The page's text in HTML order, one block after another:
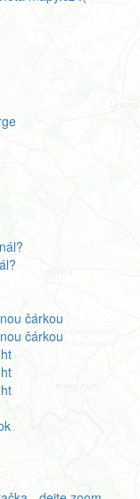
čárkou
čárkou